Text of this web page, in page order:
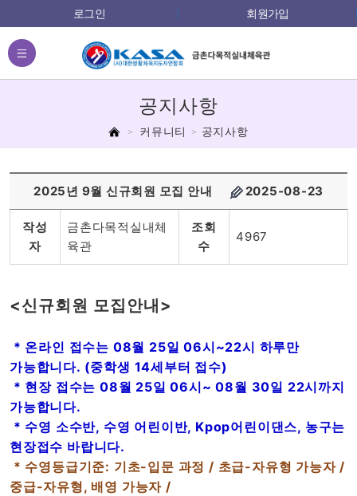
로그인 회원가입
전체메뉴
홈 커뮤니티 공지사항
공지사항
2025년 9월 신규회원 모집 안내 2025-08-23
작성
자
금촌다목적실내체
육관
조회
수
4967
<신규회원 모집안내>
* 온라인 접수는 08월 25일 06시~22시 하루만
가능합니다. (중학생 14세부터 접수)
* 현장 접수는 08월 25일 06시~ 08월 30일 22시까지
가능합니다.
* 수영 소수반, 수영 어린이반, Kpop어린이댄스, 농구는
현장접수 바랍니다.
* 수영등급기준: 기초-입문 과정 / 초급-자유형 가능자 /
중급-자유형, 배영 가능자 /